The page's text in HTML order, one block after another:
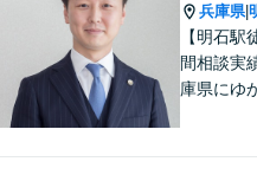
兵庫県|
【明石
間相談実
庫県にゆ